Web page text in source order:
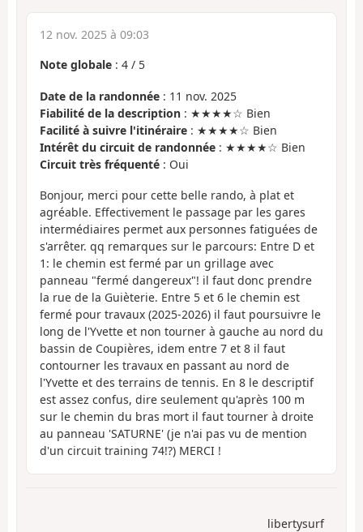
12 nov. 2025 à 09:03
Note globale : 4 / 5
Date de la randonnée : 11 nov. 2025
Fiabilité de la description : ★★★★☆ Bien
Facilité à suivre l'itinéraire : ★★★★☆ Bien
Intérêt du circuit de randonnée : ★★★★☆ Bien
Circuit très fréquenté : Oui
Bonjour, merci pour cette belle rando, à plat et
agréable. Effectivement le passage par les gares
intermédiaires permet aux personnes fatiguées de
s'arrêter. qq remarques sur le parcours: Entre D et
1: le chemin est fermé par un grillage avec
panneau "fermé dangereux"! il faut donc prendre
la rue de la Guièterie. Entre 5 et 6 le chemin est
fermé pour travaux (2025-2026) il faut poursuivre le
long de l'Yvette et non tourner à gauche au nord du
bassin de Coupières, idem entre 7 et 8 il faut
contourner les travaux en passant au nord de
l'Yvette et des terrains de tennis. En 8 le descriptif
est assez confus, dire seulement qu'après 100 m
sur le chemin du bras mort il faut tourner à droite
au panneau 'SATURNE' (je n'ai pas vu de mention
d'un circuit training 74!?) MERCI !
libertysurf